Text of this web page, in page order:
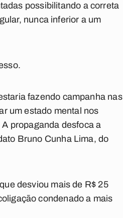
possibilitando a correta
nunca inferior a um
fazendo campanha nas
um estado mental nos
propaganda desfoca a
Bruno Cunha Lima, do
desviou mais de R$ 25
condenado a mais